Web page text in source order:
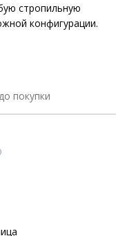
стропильную
конфигурации.
покупки